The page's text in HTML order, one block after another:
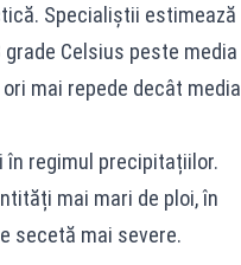
Specialiștii estimează
Celsius peste media
mai repede decât media
regimul precipitațiilor.
mai mari de ploi, în
secetă mai severe.